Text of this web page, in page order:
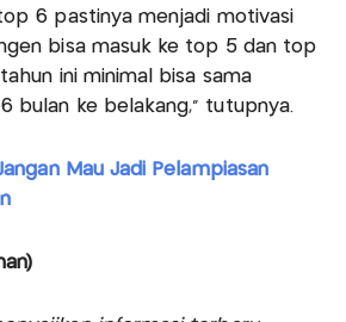
6 pastinya menjadi motivasi
bisa masuk ke top 5 dan top
ini minimal bisa sama
bulan ke belakang," tutupnya.
Mau Jadi Pelampiasan